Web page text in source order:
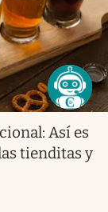
Así es
tienditas y